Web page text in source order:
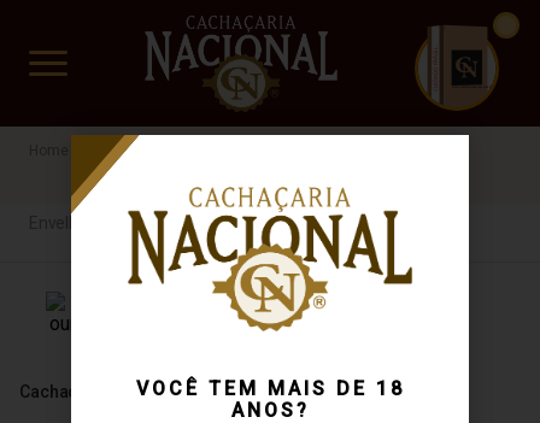
VOCÊ TEM MAIS DE 18
ANOS?
www.cachacarianacional.com.br
CUIDADO FRÁGIL
Cachaça
Cachaça Bassi Carvalho 670ml